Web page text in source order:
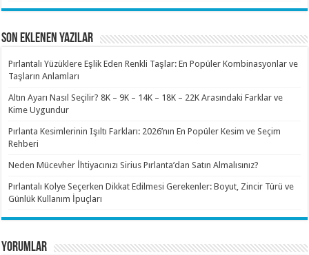
SON EKLENEN YAZILAR
Pırlantalı Yüzüklere Eşlik Eden Renkli Taşlar: En Popüler Kombinasyonlar ve
Taşların Anlamları
Altın Ayarı Nasıl Seçilir? 8K – 9K – 14K – 18K – 22K Arasındaki Farklar ve
Kime Uygundur
Pırlanta Kesimlerinin Işıltı Farkları: 2026’nın En Popüler Kesim ve Seçim
Rehberi
Neden Mücevher İhtiyacınızı Sirius Pırlanta’dan Satın Almalısınız?
Pırlantalı Kolye Seçerken Dikkat Edilmesi Gerekenler: Boyut, Zincir Türü ve
Günlük Kullanım İpuçları
YORUMLAR